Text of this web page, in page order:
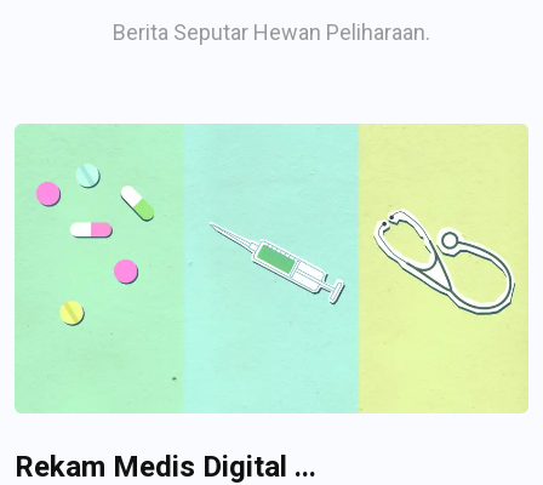
Berita Seputar Hewan Peliharaan.
Rekam Medis Digital ...